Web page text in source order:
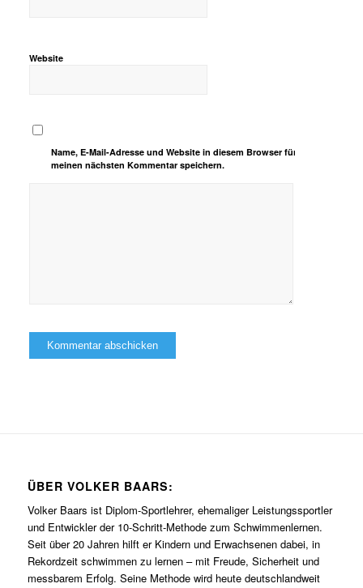
Website
Name, E-Mail-Adresse und Website in diesem Browser für
meinen nächsten Kommentar speichern.
ÜBER VOLKER BAARS:
Volker Baars ist Diplom-Sportlehrer, ehemaliger Leistungssportler
und Entwickler der 10-Schritt-Methode zum Schwimmenlernen.
Seit über 20 Jahren hilft er Kindern und Erwachsenen dabei, in
Rekordzeit schwimmen zu lernen – mit Freude, Sicherheit und
messbarem Erfolg. Seine Methode wird heute deutschlandweit